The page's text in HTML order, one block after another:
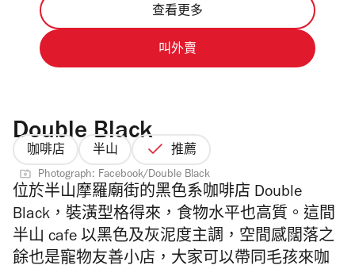
查看更多
叫外賣
Double Black
咖啡店 半山 推薦
Photograph: Facebook/Double Black
位於半山摩羅廟街的黑色系咖啡店 Double
Black，裝潢型格得來，食物水平也高質。這間
半山 cafe 以黑色及灰泥度主調，空間感闊落之
餘也是寵物友善小店，大家可以帶同毛孩來咖